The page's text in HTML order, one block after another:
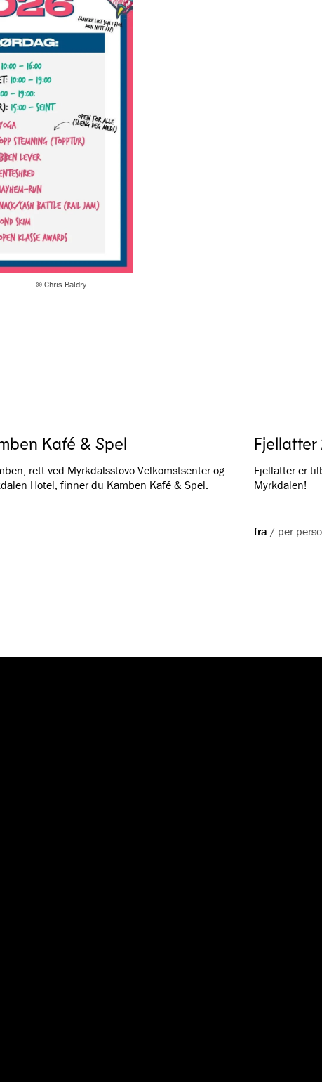
© Chris Baldry
Kafé & Spel
rett ved Myrkdalsstovo Velkomstsenter og
Hotel, finner du Kamben Kafé & Spel.
Fjellatter
Fjellatter er
Myrkdalen!
fra / per